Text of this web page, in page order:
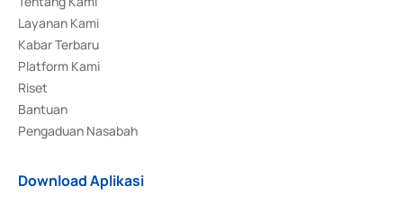
Layanan Kami
Kabar Terbaru
Platform Kami
Riset
Bantuan
Pengaduan Nasabah
Download Aplikasi